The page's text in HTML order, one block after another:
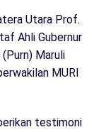
Utara Prof.
Ahli Gubernur
Maruli
MURI
testimoni